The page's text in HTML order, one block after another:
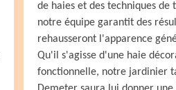
de haies et des techniques de
notre équipe garantit des
rehausseront l'apparence
Qu'il s'agisse d'une haie
fonctionnelle, notre jardinier